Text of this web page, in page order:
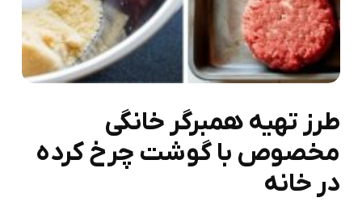
طرز تهیه همبرگر خانگی
مخصوص با گوشت چرخ کرده
در خانه